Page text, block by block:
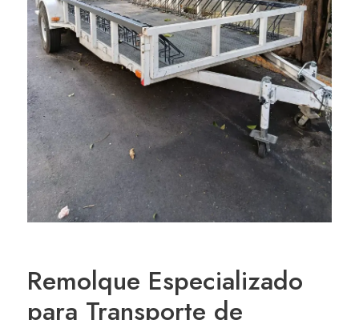
Remolque Especializado
para Transporte de